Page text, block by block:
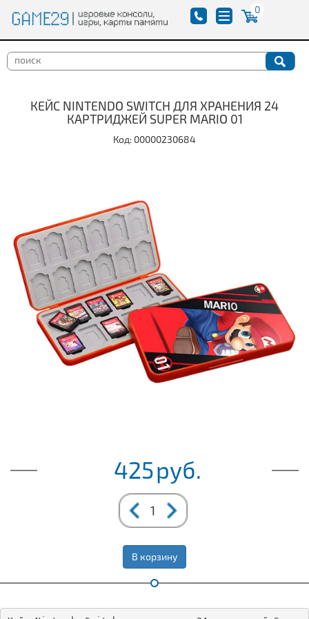
0
КЕЙС NINTENDO SWITCH ДЛЯ ХРАНЕНИЯ 24
КАРТРИДЖЕЙ SUPER MARIO 01
Код: 00000230684
425руб.
В корзину